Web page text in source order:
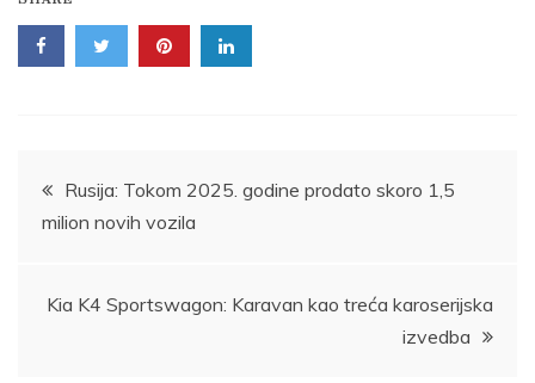
Post
navigation
Rusija: Tokom 2025. godine prodato skoro 1,5
milion novih vozila
Kia K4 Sportswagon: Karavan kao treća karoserijska
izvedba